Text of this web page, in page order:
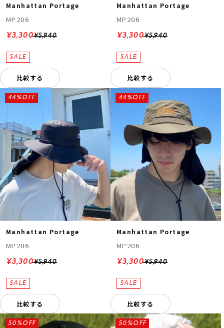
Manhattan Portage
MP206
¥5,940
¥3,300
比較する
Manhattan Portage
MP206
¥5,940
¥3,300
比較する
Manhattan Portage
MP206
¥5,940
44%OFF
¥3,300
比較する
Manhattan Portage
MP206
¥5,940
44%OFF
¥3,300
比較する
50%OFF 50%OFF